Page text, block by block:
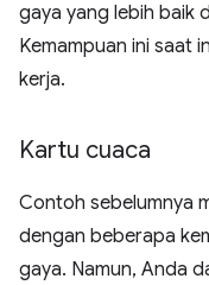
gaya yang lebih baik
Kemampuan ini saat
kerja.
Kartu cuaca
Contoh sebelumnya
dengan beberapa
gaya. Namun, Anda